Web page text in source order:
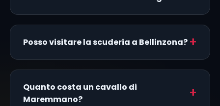
Posso visitare la scuderia a Bellinzona?
Quanto costa un cavallo di
Maremmano?